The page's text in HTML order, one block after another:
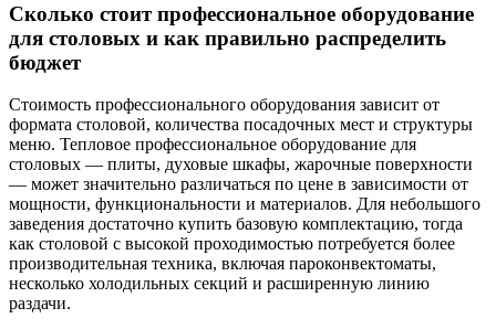
Сколько стоит профессиональное оборудование
для столовых и как правильно распределить
бюджет
Стоимость профессионального оборудования зависит от
формата столовой, количества посадочных мест и структуры
меню. Тепловое профессиональное оборудование для
столовых — плиты, духовые шкафы, жарочные поверхности
— может значительно различаться по цене в зависимости от
мощности, функциональности и материалов. Для небольшого
заведения достаточно купить базовую комплектацию, тогда
как столовой с высокой проходимостью потребуется более
производительная техника, включая пароконвектоматы,
несколько холодильных секций и расширенную линию
раздачи.